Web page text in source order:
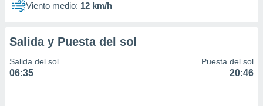
Viento medio: 12 km/h
Salida y Puesta del sol
Salida del sol
06:35
Puesta del sol
20:46